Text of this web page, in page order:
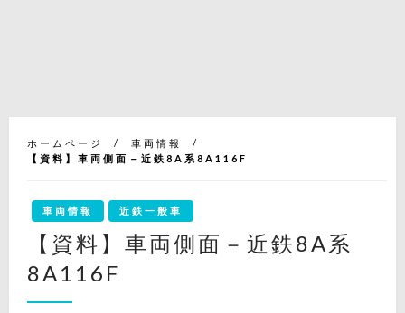
ホームページ
車両情報
【資料】車両側面－近鉄8A系8A116F
車両情報 近鉄一般車
【資料】車両側面－近鉄8A系
8A116F